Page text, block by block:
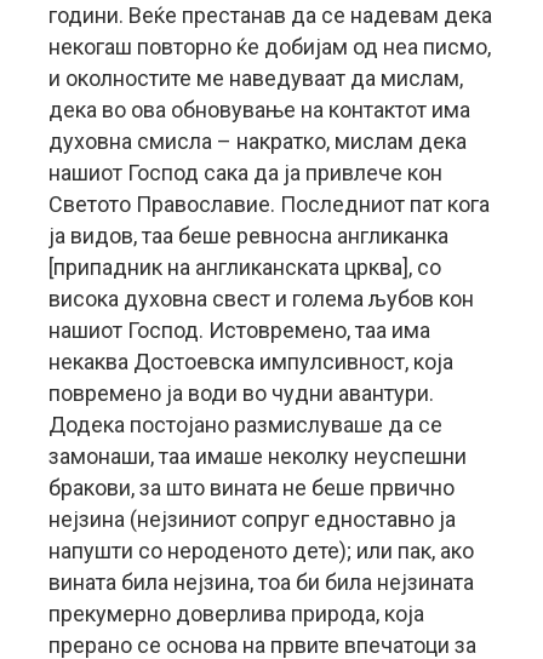
години. Веќе престанав да се надевам дека
некогаш повторно ќе добијам од неа писмо,
и околностите ме наведуваат да мислам,
дека во ова обновување на контактот има
духовна смисла – накратко, мислам дека
нашиот Господ сака да ја привлече кон
Светото Православие. Последниот пат кога
ја видов, таа беше ревносна англиканка
[припадник на англиканската црква], со
висока духовна свест и голема љубов кон
нашиот Господ. Истовремено, таа има
некаква Достоевска импулсивност, која
повремено ја води во чудни авантури.
Додека постојано размислуваше да се
замонаши, таа имаше неколку неуспешни
бракови, за што вината не беше првично
нејзина (нејзиниот сопруг едноставно ја
напушти со нероденото дете); или пак, ако
вината била нејзина, тоа би била нејзината
прекумерно доверлива природа, која
прерано се основа на првите впечатоци за